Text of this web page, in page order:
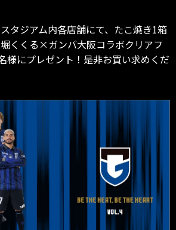
タジアム内各店舗にて、たこ焼き1箱
くくる×ガンバ大阪コラボクリアフ
様にプレゼント！是非お買い求めくだ